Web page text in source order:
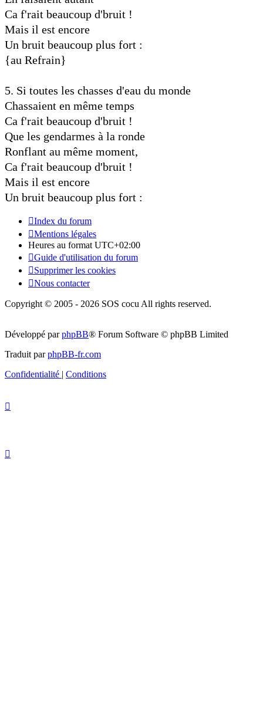
Ca f'rait beaucoup d'bruit !
Mais il est encore
Un bruit beaucoup plus fort :
{au Refrain}
5. Si toutes les chasses d'eau du monde
Chassaient en même temps
Ca f'rait beaucoup d'bruit !
Que les gendarmes à la ronde
Ronflant au même moment,
Ca f'rait beaucoup d'bruit !
Mais il est encore
Un bruit beaucoup plus fort :
Index du forum
Mentions légales
Heures au format UTC+02:00
Guide d'utilisation du forum
Supprimer les cookies
Nous contacter
Copyright © 2005 - 2026 SOS cocu All rights reserved.
Développé parphpBB® Forum Software © phpBB Limited
Traduit parphpBB-fr.com
Confidentialité | Conditions